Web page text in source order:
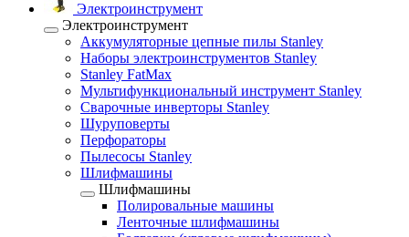
Электроинструмент
Электроинструмент
Аккумуляторные цепные пилы Stanley
Наборы электроинструментов Stanley
Stanley FatMax
Мультифункциональный инструмент Stanley
Сварочные инверторы Stanley
Шуруповерты
Перфораторы
Пылесосы Stanley
Шлифмашины
Шлифмашины
Полировальные машины
Ленточные шлифмашины